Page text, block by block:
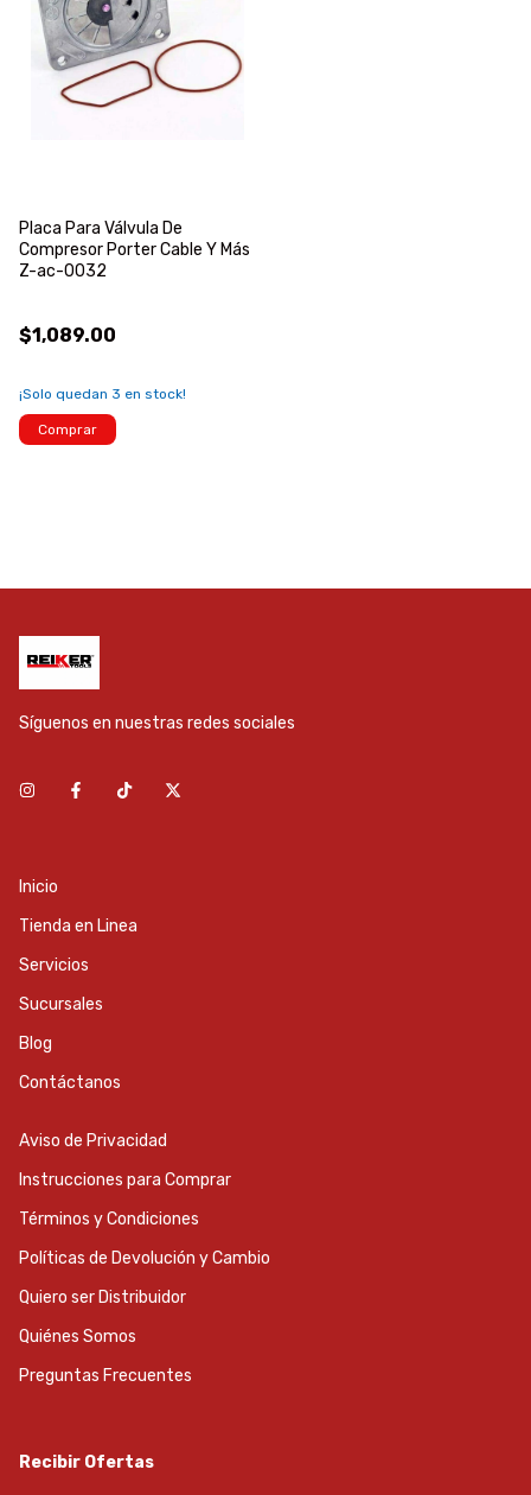
Placa Para Válvula De
Compresor Porter Cable Y Más
Z-ac-0032
$1,089.00
¡Solo quedan 3 en stock!
Comprar
Síguenos en nuestras redes sociales
Inicio
Tienda en Linea
Servicios
Sucursales
Blog
Contáctanos
Aviso de Privacidad
Instrucciones para Comprar
Términos y Condiciones
Políticas de Devolución y Cambio
Quiero ser Distribuidor
Quiénes Somos
Preguntas Frecuentes
Recibir Ofertas